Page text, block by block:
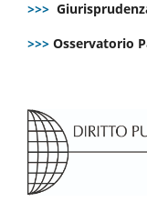
>>>
>>> Osservatorio